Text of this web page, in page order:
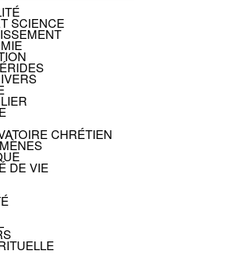
SCIENCE
CHRÉTIEN
DE VIE